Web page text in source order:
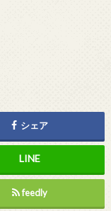
シェア
feedly